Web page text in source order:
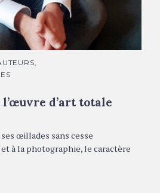
l’œuvre d’art totale
œillades sans cesse
à la photographie, le caractère